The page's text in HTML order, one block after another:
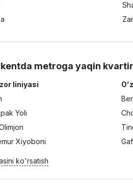
metroga yaqin
liniyasi
Yoli
Xiyoboni
ko'rsatish